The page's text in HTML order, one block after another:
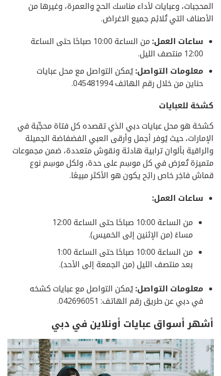
المحجبات، وعبايات لأداء مناسك الحج والعمرة، وغيرها من
الأصناف التي تُلائِم جميع الاغراض.
ساعات العمل:
من الساعة 10:00 صباحًا حتى الساعة
12:00 منتصف الليل.
معلومات التواصل:يُمكن التواصل مع محل عبايات
حناين من خلال رقم الهاتف 045481994.
كشخة للعبايات
كشخة هو محل عبايات دبي الذي تقصده كل فتاة محجِّبة في
الإمارات، حيث يُوفر أجمل وأرقى العبي الفضفاضة الجميلة
والراقية بألوان ترابية هادئة ونقوش متعددة، ضمن مجموعات
متميزة تُعرَض في كل موسِم على حدة، ولكل موسِم نوع
قماش فاخِر خاص رائِح يكون هو الأكثر مبيعًا.
ساعات العمل:
من الساعة 10:00 صباحًا حتى الساعة 12:00
مساءً (من الإثنين إلى الخميس).
من الساعة 10:00 صباحًا حتى الساعة 1:00
بعد منتصف الليل (من الجمعة إلى الأحد).
معلومات التواصل:يُمكن التواصل مع عبايات كشخه
في دبي عن طريق رقم الهاتف: 042696051.
أشهر أسواق عبايات أونلاين في دبي